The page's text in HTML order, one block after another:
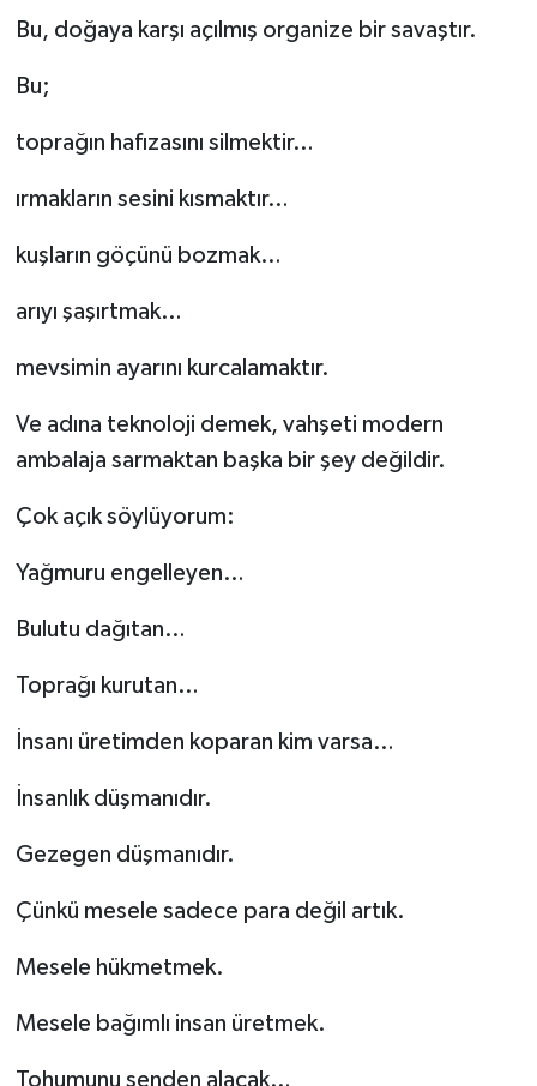
Bu, doğaya karşı açılmış organize bir savaştır.
Bu;
toprağın hafızasını silmektir…
ırmakların sesini kısmaktır…
kuşların göçünü bozmak…
arıyı şaşırtmak…
mevsimin ayarını kurcalamaktır.
Ve adına teknoloji demek, vahşeti modern
ambalaja sarmaktan başka bir şey değildir.
Çok açık söylüyorum:
Yağmuru engelleyen…
Bulutu dağıtan…
Toprağı kurutan…
İnsanı üretimden koparan kim varsa…
İnsanlık düşmanıdır.
Gezegen düşmanıdır.
Çünkü mesele sadece para değil artık.
Mesele hükmetmek.
Mesele bağımlı insan üretmek.
Tohumunu senden alacak…